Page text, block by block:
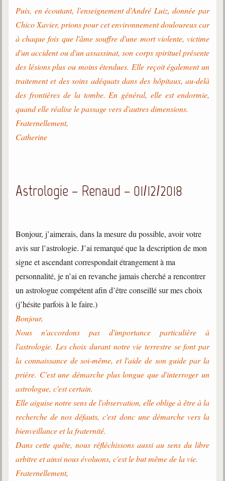
Puis, en écoutant, l'enseignement d'André Luiz, donnée par
Chico Xavier, prions pour cet environnement douloureux car
à chaque fois que l'âme souffre d'une mort violente, victime
d'un accident ou d'un assassinat, son corps spirituel présente
des lésions plus ou moins étendues. Elle reçoit également un
traitement et des soins adéquats dans des hôpitaux, au-delà
des frontières de la tombe. En général, elle est endormie,
quand elle réalise le passage vers d'autres dimensions.
Fraternellement,
Catherine
Astrologie – Renaud – 01/12/2018
Bonjour, j’aimerais, dans la mesure du possible, avoir votre
avis sur l’astrologie. J’ai remarqué que la description de mon
signe et ascendant correspondait étrangement à ma
personnalité, je n’ai en revanche jamais cherché a rencontrer
un astrologue compétent afin d’être conseillé sur mes choix
(j’hésite parfois à le faire.)
Bonjour,
Nous n'accordons pas d'importance particulière à
l'astrologie. Les choix durant notre vie terrestre se font par
la connaissance de soi-même, et l'aide de son guide par la
prière. C'est une démarche plus longue que d'interroger un
astrologue, c'est certain.
Elle aiguise notre sens de l'observation, elle oblige à être à la
recherche de nos défauts, c'est donc une démarche vers la
bienveillance et la fraternité.
Dans cette quête, nous réfléchissons aussi au sens du libre
arbitre et ainsi nous évoluons, c'est le but même de la vie.
Fraternellement,